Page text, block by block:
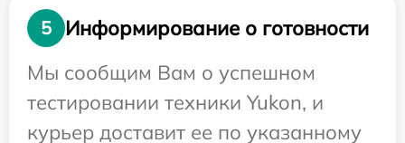
5
Информирование о готовности
Мы сообщим Вам о успешном
тестировании техники Yukon, и
курьер доставит ее по указанному